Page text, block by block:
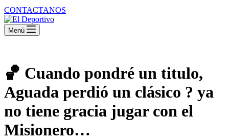
CONTACTANOS
Menú
🏀 Cuando pondré un titulo,
Aguada perdió un clásico ? ya
no tiene gracia jugar con el
Misionero…